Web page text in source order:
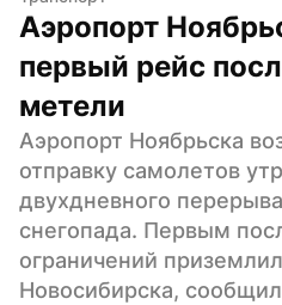
Аэропорт
первый рейс
метели
Аэропорт Ноябрьска
отправку самолетов
двухдневного
снегопада. Первым
ограничений
Новосибирска,